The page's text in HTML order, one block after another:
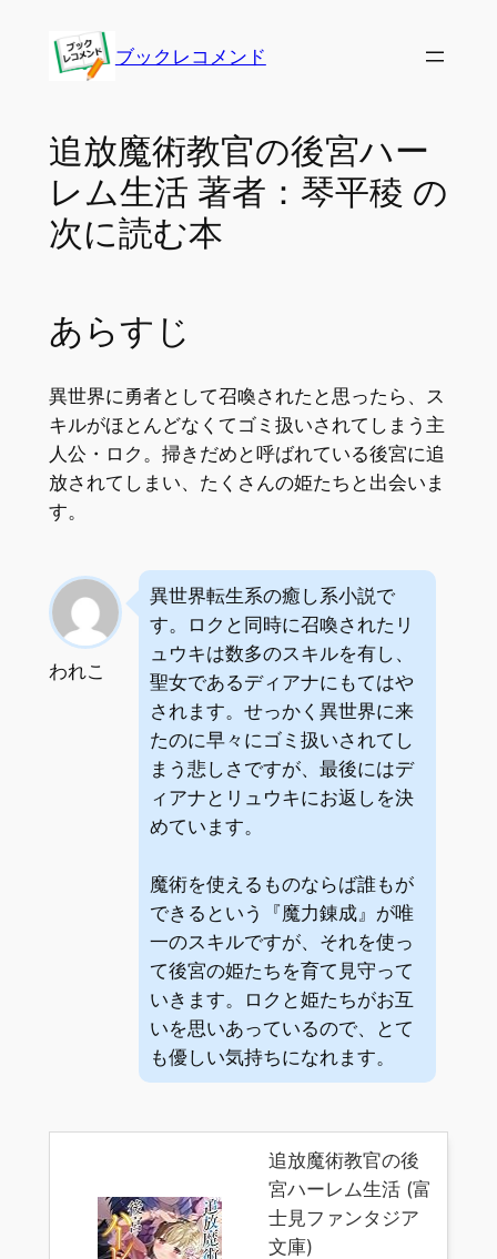
ブックレコメンド
追放魔術教官の後宮ハー
レム生活 著者：琴平稜 の
次に読む本
あらすじ
異世界に勇者として召喚されたと思ったら、ス
キルがほとんどなくてゴミ扱いされてしまう主
人公・ロク。掃きだめと呼ばれている後宮に追
放されてしまい、たくさんの姫たちと出会いま
す。
われこ
異世界転生系の癒し系小説で
す。ロクと同時に召喚されたリ
ュウキは数多のスキルを有し、
聖女であるディアナにもてはや
されます。せっかく異世界に来
たのに早々にゴミ扱いされてし
まう悲しさですが、最後にはデ
ィアナとリュウキにお返しを決
めています。
魔術を使えるものならば誰もが
できるという『魔力錬成』が唯
一のスキルですが、それを使っ
て後宮の姫たちを育て見守って
いきます。ロクと姫たちがお互
いを思いあっているので、とて
も優しい気持ちになれます。
追放魔術教官の後
宮ハーレム生活 (富
士見ファンタジア
文庫)